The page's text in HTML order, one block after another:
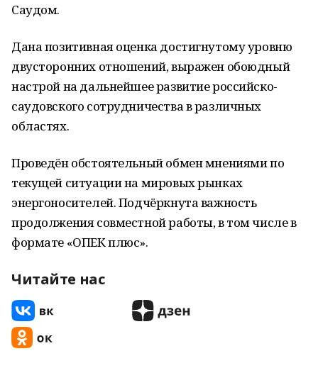
Саудом.
Дана позитивная оценка достигнутому уровню
двусторонних отношений, выражен обоюдный
настрой на дальнейшее развитие российско-
саудовского сотрудничества в различных
областях.
Проведён обстоятельный обмен мнениями по
текущей ситуации на мировых рынках
энергоносителей. Подчёркнута важность
продолжения совместной работы, в том числе в
формате «ОПЕК плюс».
Читайте нас